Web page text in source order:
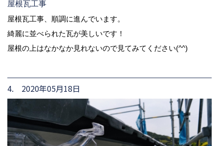
屋根瓦工事
屋根瓦工事、順調に進んでいます。
綺麗に並べられた瓦が美しいです！
屋根の上はなかなか見れないので見てみてください(^^)
4. 2020年05月18日